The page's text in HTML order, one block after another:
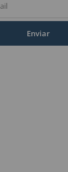
Enviar